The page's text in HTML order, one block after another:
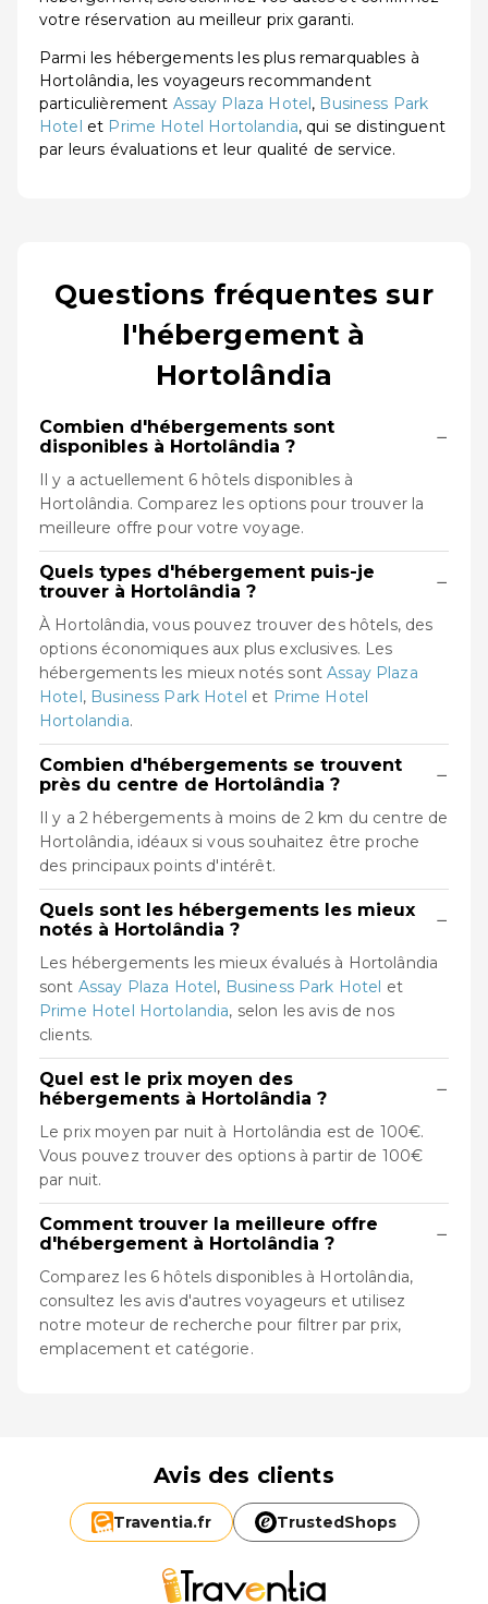
votre réservation au meilleur prix garanti.
Parmi les hébergements les plus remarquables à
Hortolândia, les voyageurs recommandent
particulièrement Assay Plaza Hotel, Business Park
Hotel et Prime Hotel Hortolandia, qui se distinguent
par leurs évaluations et leur qualité de service.
Questions fréquentes sur
l'hébergement à
Hortolândia
Combien d'hébergements sont
disponibles à Hortolândia ?
−
Il y a actuellement 6 hôtels disponibles à
Hortolândia. Comparez les options pour trouver la
meilleure offre pour votre voyage.
Quels types d'hébergement puis-je
trouver à Hortolândia ?
−
À Hortolândia, vous pouvez trouver des hôtels, des
options économiques aux plus exclusives. Les
hébergements les mieux notés sontAssay Plaza
Hotel, Business Park Hotel et Prime Hotel
Hortolandia.
Combien d'hébergements se trouvent
près du centre de Hortolândia ?
−
Il y a 2 hébergements à moins de 2 km du centre de
Hortolândia, idéaux si vous souhaitez être proche
des principaux points d'intérêt.
Quels sont les hébergements les mieux
notés à Hortolândia ?
−
Les hébergements les mieux évalués à Hortolândia
sont Assay Plaza Hotel, Business Park Hotel et
Prime Hotel Hortolandia, selon les avis de nos
clients.
Quel est le prix moyen des
hébergements à Hortolândia ?
−
Le prix moyen par nuit à Hortolândia est de 100€.
Vous pouvez trouver des options à partir de 100€
par nuit.
Comment trouver la meilleure offre
d'hébergement à Hortolândia ?
−
Comparez les 6 hôtels disponibles à Hortolândia,
consultez les avis d'autres voyageurs et utilisez
notre moteur de recherche pour filtrer par prix,
emplacement et catégorie.
Avis des clients
Traventia.fr TrustedShops